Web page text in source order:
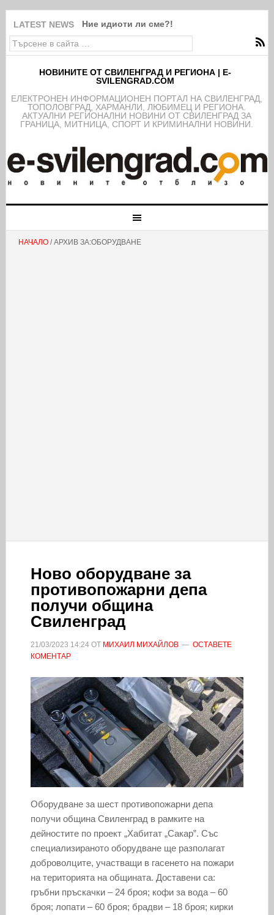
LATEST NEWS Ние идиоти ли сме?!
НОВИНИТЕ ОТ СВИЛЕНГРАД И РЕГИОНА | E-
SVILENGRAD.COM
EЛЕКТРОНЕН ИНФОРМАЦИОНЕН ПОРТАЛ НА СВИЛЕНГРАД,
ТОПОЛОВГРАД, ХАРМАНЛИ, ЛЮБИМЕЦ И РЕГИОНА.
АКТУАЛНИ РЕГИОНАЛНИ НОВИНИ ОТ СВИЛЕНГРАД ЗА
ГРАНИЦА, МИТНИЦА, СПОРТ И КРИМИНАЛНИ НОВИНИ.
НАЧАЛО/ АРХИВ ЗА:ОБОРУДВАНЕ
Ново оборудване за
противопожарни депа
получи община
Свиленград
21/03/2023 14:24ОТ МИХАИЛ МИХАЙЛОВ
ОСТАВЕТЕ
КОМЕНТАР
Оборудване за шест противопожарни депа
получи община Свиленград в рамките на
дейностите по проект „Хабитат „Сакар”. Със
специализираното оборудване ще разполагат
доброволците, участващи в гасенето на пожари
на територията на общината. Доставени са:
гръбни пръскачки – 24 броя; кофи за вода – 60
броя; лопати – 60 броя; брадви – 18 броя; кирки